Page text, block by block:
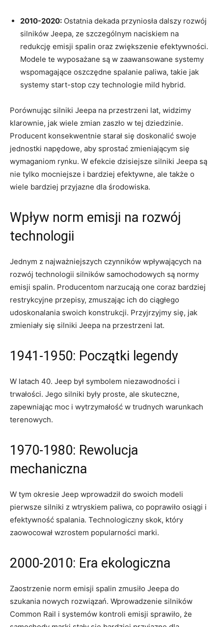
2010-2020: Ostatnia dekada ‌przyniosła dalszy rozwój
silników Jeepa, ze szczególnym‍ naciskiem ‍na
redukcję emisji spalin oraz zwiększenie efektywności.
Modele te wyposażane są w zaawansowane systemy
wspomagające oszczędne spalanie paliwa, takie jak
systemy start-stop czy technologie mild hybrid.
Porównując ‍silniki Jeepa ⁢na przestrzeni lat, widzimy‍
klarownie, jak wiele zmian zaszło w‌ tej dziedzinie.
Producent konsekwentnie starał się doskonalić swoje
jednostki napędowe, aby ‍sprostać zmieniającym się
wymaganiom rynku. W efekcie dzisiejsze‍ silniki Jeepa są
nie tylko⁢ mocniejsze i bardziej efektywne,⁤ ale także o
wiele bardziej przyjazne dla środowiska.
Wpływ norm emisji na⁢ rozwój
technologii
Jednym z najważniejszych czynników wpływających na
rozwój technologii silników samochodowych są normy
emisji spalin. Producentom narzucają one coraz bardziej
restrykcyjne przepisy, zmuszając ich do ciągłego
udoskonalania swoich konstrukcji. Przyjrzyjmy się, jak
zmieniały się silniki Jeepa ⁤na przestrzeni lat.
1941-1950: Początki legendy
W latach 40. Jeep był symbolem niezawodności ⁤i⁤
trwałości. Jego silniki były proste, ale skuteczne,
zapewniając moc i⁢ wytrzymałość​ w trudnych warunkach
terenowych.
1970-1980: Rewolucja
mechaniczna
W tym okresie Jeep wprowadził do swoich⁤ modeli
pierwsze silniki z wtryskiem paliwa, co poprawiło osiągi i
efektywność spalania. Technologiczny skok, ‍który
zaowocował wzrostem popularności marki.
2000-2010: Era ekologiczna
Zaostrzenie norm emisji spalin zmusiło Jeepa do
szukania nowych rozwiązań. Wprowadzenie silników
Common ⁣Rail i systemów kontroli emisji sprawiło, że